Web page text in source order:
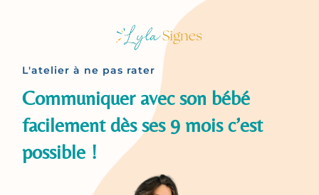
L'atelier à ne pas rater
Communiquer avec son bébé
facilement dès ses 9 mois c’est
possible !